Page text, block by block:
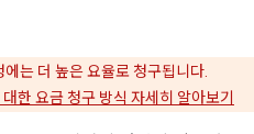
는 더 높은 요율로 청구됩니다.
한 요금 청구 방식 자세히 알아보기